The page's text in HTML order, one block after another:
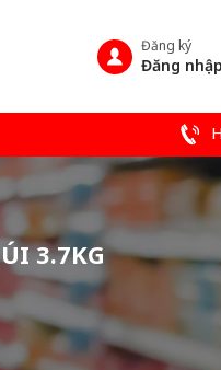
Đăng ký
Đăng nhập
3.7KG